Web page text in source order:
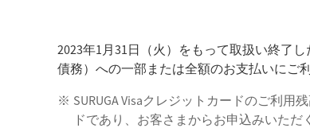
2023年1月31日（火）をもって取扱い終了
債務）への一部または全額のお支払いにご
SURUGA Visaクレジットカードのご利
ドであり、お客さまからお申込みいただ